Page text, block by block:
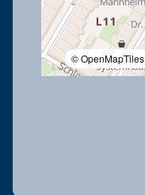
© OpenMapTiles